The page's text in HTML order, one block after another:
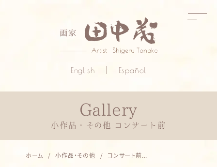
English Español
小作品・その他 コンサート前
ホーム 小作品・その他 コンサート前...